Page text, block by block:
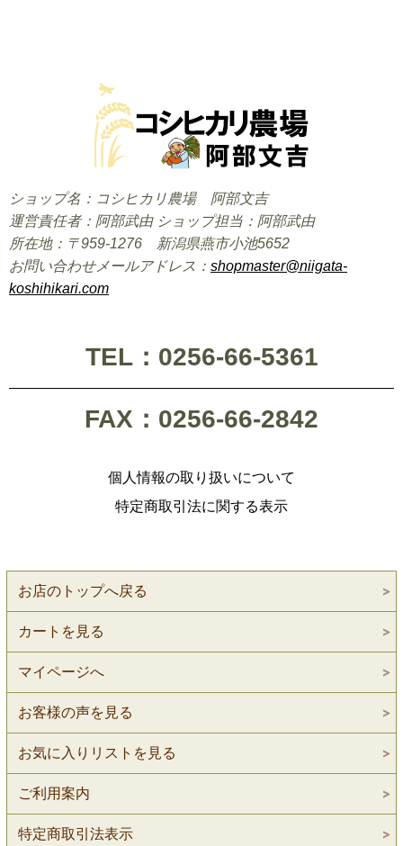
ショップ名：コシヒカリ農場 阿部文吉
運営責任者：阿部武由 ショップ担当：阿部武由
所在地：〒959-1276 新潟県燕市小池5652
お問い合わせメールアドレス： shopmaster@niigata-
koshihikari.com
TEL：0256-66-5361
FAX：0256-66-2842
個人情報の取り扱いについて
特定商取引法に関する表示
お店のトップへ戻る
カートを見る
マイページへ
お客様の声を見る
お気に入りリストを見る
ご利用案内
特定商取引法表示